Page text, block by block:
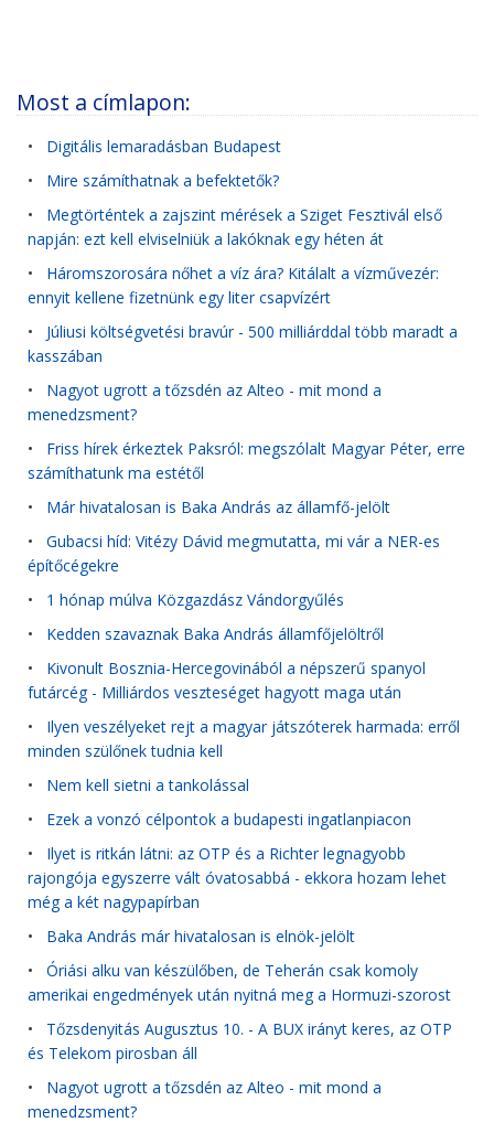
Most a címlapon:
• Digitális lemaradásban Budapest
• Mire számíthatnak a befektetők?
• Megtörténtek a zajszint mérések a Sziget Fesztivál első
napján: ezt kell elviselniük a lakóknak egy héten át
• Háromszorosára nőhet a víz ára? Kitálalt a vízművezér:
ennyit kellene fizetnünk egy liter csapvízért
• Júliusi költségvetési bravúr - 500 milliárddal több maradt a
kasszában
• Nagyot ugrott a tőzsdén az Alteo - mit mond a
menedzsment?
• Friss hírek érkeztek Paksról: megszólalt Magyar Péter, erre
számíthatunk ma estétől
• Már hivatalosan is Baka András az államfő-jelölt
• Gubacsi híd: Vitézy Dávid megmutatta, mi vár a NER-es
építőcégekre
• 1 hónap múlva Közgazdász Vándorgyűlés
• Kedden szavaznak Baka András államfőjelöltről
• Kivonult Bosznia-Hercegovinából a népszerű spanyol
futárcég - Milliárdos veszteséget hagyott maga után
• Ilyen veszélyeket rejt a magyar játszóterek harmada: erről
minden szülőnek tudnia kell
• Nem kell sietni a tankolással
• Ezek a vonzó célpontok a budapesti ingatlanpiacon
• Ilyet is ritkán látni: az OTP és a Richter legnagyobb
rajongója egyszerre vált óvatosabbá - ekkora hozam lehet
még a két nagypapírban
• Baka András már hivatalosan is elnök-jelölt
• Óriási alku van készülőben, de Teherán csak komoly
amerikai engedmények után nyitná meg a Hormuzi-szorost
• Tőzsdenyitás Augusztus 10. - A BUX irányt keres, az OTP
és Telekom pirosban áll
• Nagyot ugrott a tőzsdén az Alteo - mit mond a
menedzsment?